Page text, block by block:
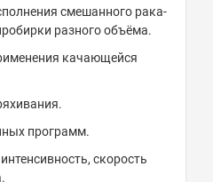
смешанного рака-
разного объёма.
качающейся
программ.
скорость